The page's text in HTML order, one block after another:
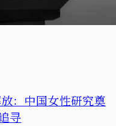
：中国女性研究奠
寻